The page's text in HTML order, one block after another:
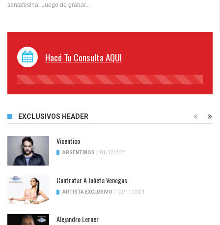
santafesina. Luego de grabar...
Hacé Tu Consulta AQUI
45%
EXCLUSIVOS HEADER
Vicentico
ARGENTINOS / 01/12/2021
Contratar A Julieta Venegas
ARTISTA EXCLUSIVO / 02/11/2021
Alejandro Lerner